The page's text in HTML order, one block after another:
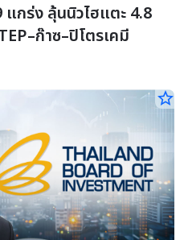
แกร่ง ลุ้นนิวไฮแตะ 4.8
ก๊าซ–ปิโตรเคมี
star_border